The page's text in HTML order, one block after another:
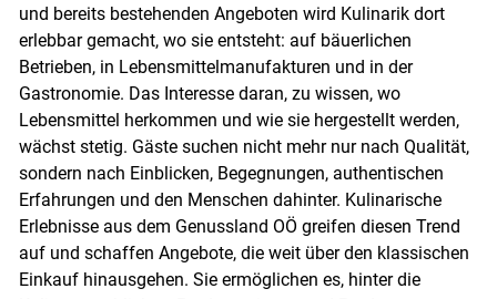
Skip to main content
und bereits bestehenden Angeboten wird Kulinarik dort
erlebbar gemacht, wo sie entsteht: auf bäuerlichen
Betrieben, in Lebensmittelmanufakturen und in der
Gastronomie. Das Interesse daran, zu wissen, wo
Lebensmittel herkommen und wie sie hergestellt werden,
wächst stetig. Gäste suchen nicht mehr nur nach Qualität,
sondern nach Einblicken, Begegnungen, authentischen
Erfahrungen und den Menschen dahinter. Kulinarische
Erlebnisse aus dem Genussland OÖ greifen diesen Trend
auf und schaffen Angebote, die weit über den klassischen
Einkauf hinausgehen. Sie ermöglichen es, hinter die